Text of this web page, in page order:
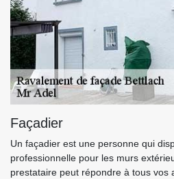
Façadier
Un façadier est une personne qui
professionnelle pour les murs
prestataire peut répondre à tous vos